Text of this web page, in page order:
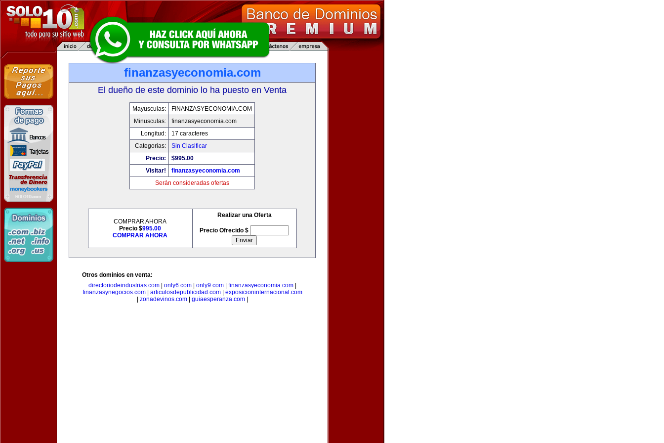
finanzasyeconomia.com
El dueño de este dominio lo ha puesto en Venta
Mayusculas:
FINANZASYECONOMIA.COM
Minusculas:
finanzasyeconomia.com
Longitud:
17 caracteres
Categorias:
Sin Clasificar
Precio:
$995.00
Visitar!
finanzasyeconomia.com
Serán consideradas ofertas
COMPRAR AHORA
Precio $995.00
COMPRAR AHORA
Realizar una Oferta
Precio Ofrecido $
Otros dominios en venta:
directoriodeindustrias.com| only6.com| only9.com| finanzasyeconomia.com|
finanzasynegocios.com| articulosdepublicidad.com| exposicioninternacional.com
zonadevinos.com| guiaesperanza.com|